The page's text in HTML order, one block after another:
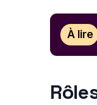
À lire